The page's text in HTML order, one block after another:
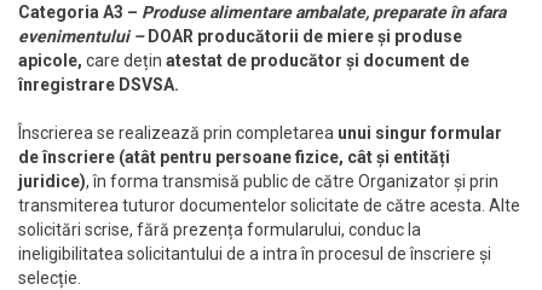
Categoria A3 – Produse alimentare ambalate, preparate în afara
evenimentului –DOAR producătorii de miere și produse
apicole, care dețin atestat de producător și document de
înregistrare DSVSA.
Înscrierea se realizează prin completarea unui singur formular
de înscriere (atât pentru persoane fizice, cât și entități
juridice), în forma transmisă public de către Organizator și prin
transmiterea tuturor documentelor solicitate de către acesta. Alte
solicitări scrise, fără prezența formularului, conduc la
ineligibilitatea solicitantului de a intra în procesul de înscriere și
selecție.